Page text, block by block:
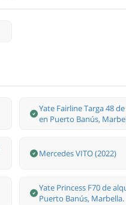
Yate Fairline Targa 48
en Puerto Banús,
Mercedes VITO (2022)
Yate Princess F70 de
Puerto Banús, Marbella.